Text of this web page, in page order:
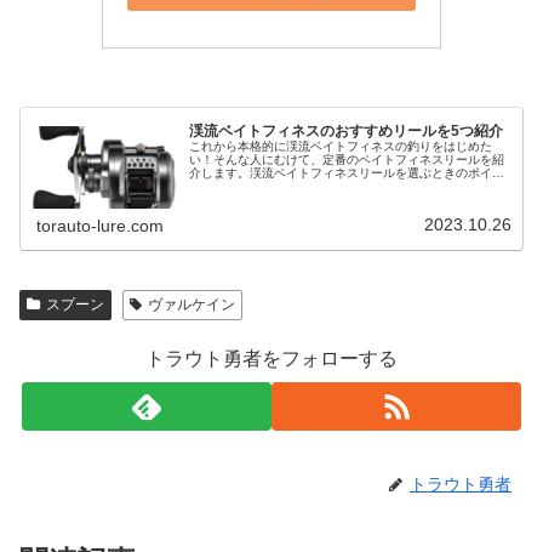
渓流ベイトフィネスのおすすめリールを5つ紹介
これから本格的に渓流ベイトフィネスの釣りをはじめた
い！そんな人にむけて、定番のベイトフィネスリールを紹
介します。渓流ベイトフィネスリールを選ぶときのポイン
torauto-lure.com 2023.10.26
スプーン ヴァルケイン
トラウト勇者をフォローする
トラウト勇者